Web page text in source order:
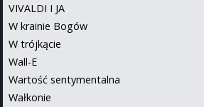
VIVALDI I JA
W krainie Bogów
W trójkącie
Wall-E
Wartość sentymentalna
Wałkonie